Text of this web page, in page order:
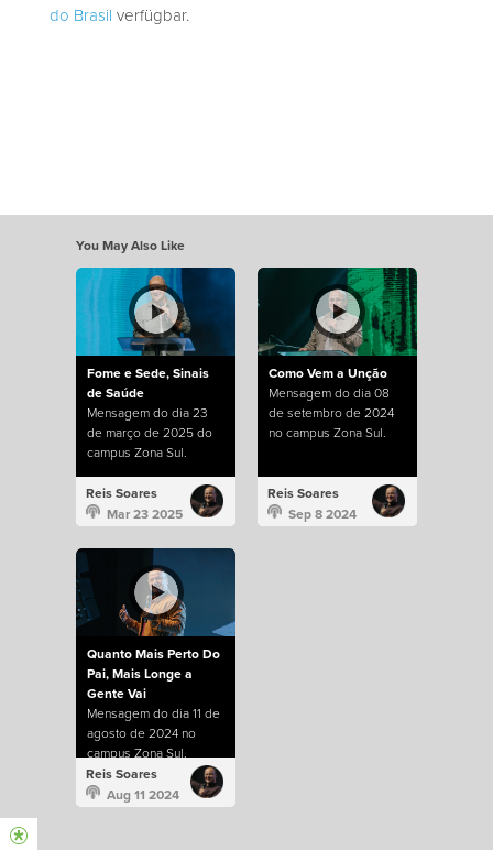
do Brasil verfügbar.
You May Also Like
Fome e Sede, Sinais
de Saúde
Mensagem do dia 23
de março de 2025 do
campus Zona Sul.
Reis Soares
Mar 23 2025
Como Vem a Unção
Mensagem do dia 08
de setembro de 2024
no campus Zona Sul.
Reis Soares
Sep 8 2024
Quanto Mais Perto Do
Pai, Mais Longe a
Gente Vai
Mensagem do dia 11 de
agosto de 2024 no
campus Zona Sul.
Reis Soares
Aug 11 2024